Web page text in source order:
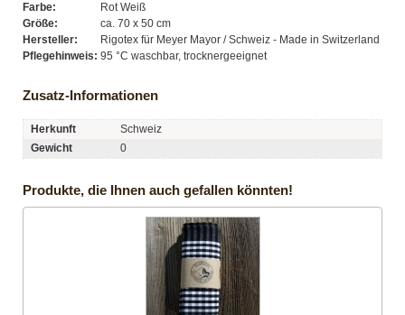
Farbe:
Rot Weiß
Größe:
ca. 70 x 50 cm
Hersteller:
Rigotex für Meyer Mayor / Schweiz - Made in Switzerland
Pflegehinweis: 95 °C waschbar, trocknergeeignet
Zusatz-Informationen
Herkunft
Schweiz
Gewicht
0
Produkte, die Ihnen auch gefallen könnten!